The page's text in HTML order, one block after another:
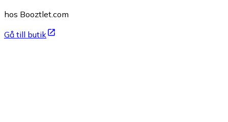
hos Booztlet.com
Gå till butik